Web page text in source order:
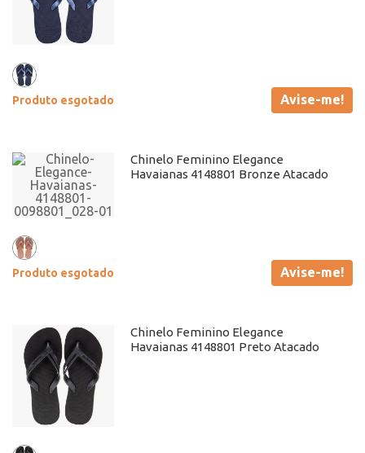
Produto esgotado Avise-me!
Chinelo Feminino Elegance
Havaianas 4148801 Bronze Atacado
Produto esgotado Avise-me!
Chinelo Feminino Elegance
Havaianas 4148801 Preto Atacado